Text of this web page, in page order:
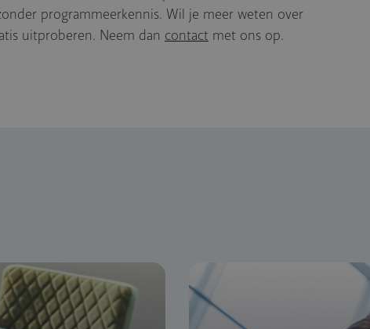
programmeerkennis. Wil je meer weten over
uitproberen. Neem dan contact met ons op.